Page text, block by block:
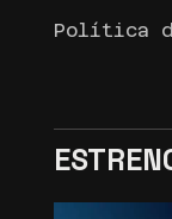
Política